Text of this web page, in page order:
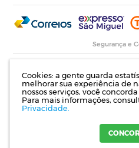
Cookies: a gente guarda
melhorar sua experiência de
nossos serviços, você
Para mais informações,
Privacidade.
Segurança e
Razão Social: Indupropil Indústria e
Rodovia RS 155, Km 1 esq. Rua